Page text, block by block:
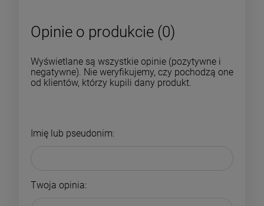
Opinie o produkcie (0)
Wyświetlane są wszystkie opinie (pozytywne i
negatywne). Nie weryfikujemy, czy pochodzą one
od klientów, którzy kupili dany produkt.
Imię lub pseudonim:
Twoja opinia: